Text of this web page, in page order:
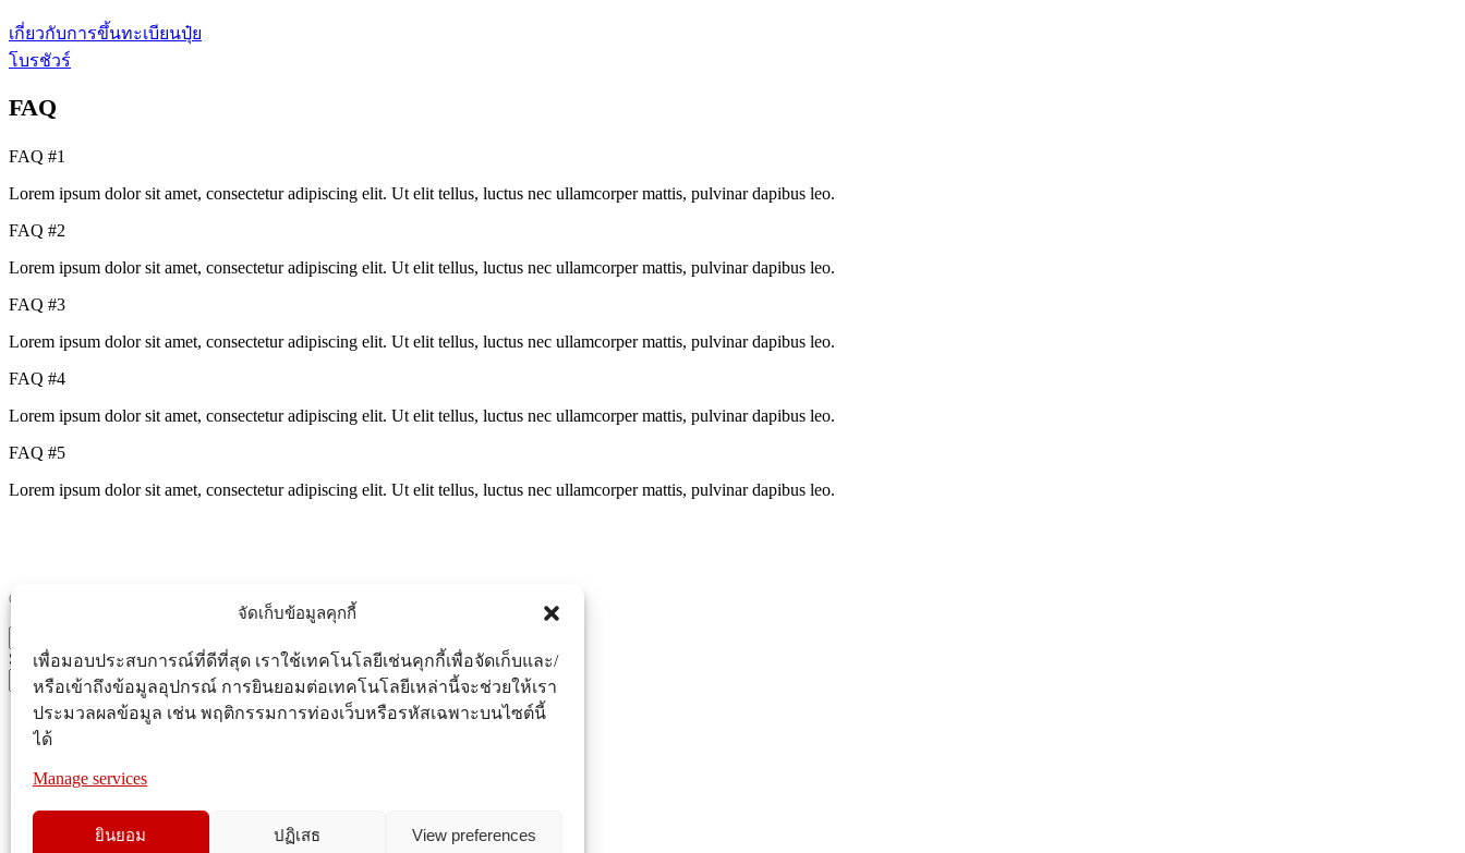
จัดเก็บข้อมูลคุกกี้
เพื่อมอบประสบการณ์ที่ดีที่สุด เราใช้เทคโนโลยีเช่นคุกกี้เพื่อจัดเก็บและ/
หรือเข้าถึงข้อมูลอุปกรณ์ การยินยอมต่อเทคโนโลยีเหล่านี้จะช่วยให้เรา
ประมวลผลข้อมูล เช่น พฤติกรรมการท่องเว็บหรือรหัสเฉพาะบนไซต์นี้
ได้
Manage services
ยินยอม ปฏิเสธ View preferences
เกี่ยวกับการขึ้นทะเบียนปุ๋ย
โบรชัวร์
FAQ
FAQ #1
Lorem ipsum dolor sit amet, consectetur adipiscing elit. Ut elit tellus, luctus nec ullamcorper mattis, pulvinar dapibus leo.
FAQ #2
Lorem ipsum dolor sit amet, consectetur adipiscing elit. Ut elit tellus, luctus nec ullamcorper mattis, pulvinar dapibus leo.
FAQ #3
Lorem ipsum dolor sit amet, consectetur adipiscing elit. Ut elit tellus, luctus nec ullamcorper mattis, pulvinar dapibus leo.
FAQ #4
Lorem ipsum dolor sit amet, consectetur adipiscing elit. Ut elit tellus, luctus nec ullamcorper mattis, pulvinar dapibus leo.
FAQ #5
Lorem ipsum dolor sit amet, consectetur adipiscing elit. Ut elit tellus, luctus nec ullamcorper mattis, pulvinar dapibus leo.
© 2023 Asia Group Kaset. All Rights Reserved.
Start typing to see products you are looking for.
Search
หน้าหลัก
ผลิตภัณฑ์
เกี่ยวกับเอเซียกรุ๊ป